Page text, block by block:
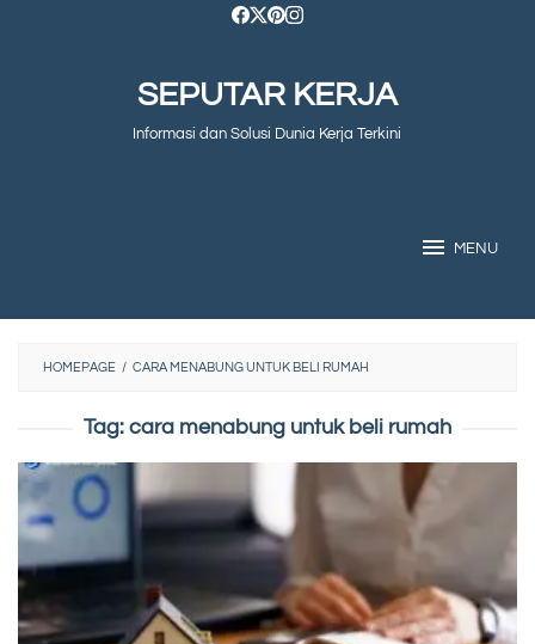
SEPUTAR KERJA
Informasi dan Solusi Dunia Kerja Terkini
MENU
HOMEPAGE / CARA MENABUNG UNTUK BELI RUMAH
Tag: cara menabung untuk beli rumah